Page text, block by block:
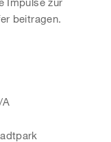
beitragen.
A